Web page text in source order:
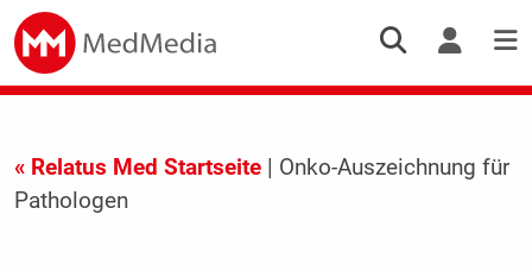
« Relatus Med Startseite| Onko-Auszeichnung für
Pathologen